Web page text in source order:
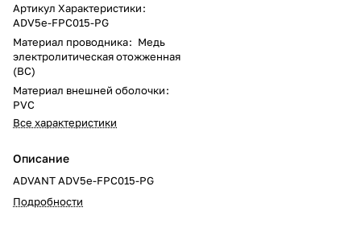
Артикул Характеристики:
ADV5e-FPC015-PG
Материал проводника: Медь
электролитическая отожженная
(BC)
Материал внешней оболочки:
PVC
Все характеристики
Описание
ADVANT ADV5e-FPC015-PG
Подробности